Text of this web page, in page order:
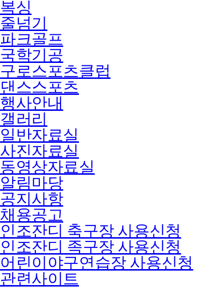
복싱
줄넘기
파크골프
국학기공
구로스포츠클럽
댄스스포츠
행사안내
갤러리
일반자료실
사진자료실
동영상자료실
알림마당
공지사항
채용공고
인조잔디 축구장 사용신청
인조잔디 족구장 사용신청
어린이야구연습장 사용신청
관련사이트